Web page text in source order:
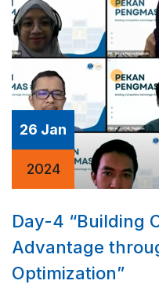
26 Jan
2024
Day-4 “Building
Advantage
Optimization”